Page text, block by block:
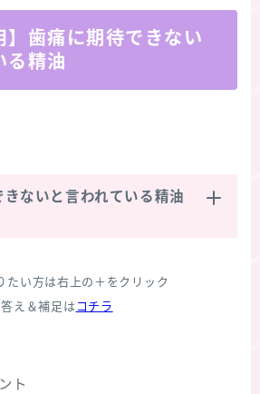
】歯痛に期待できない
る精油
ないと言われている精油
たい方は右上の＋をクリック
答え＆補足は コチラ
ト